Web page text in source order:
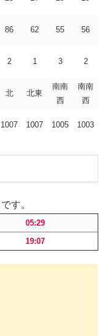
86 62 55 56
2 1 3 2
北 北東
南南
西
南南
西
1007 1007 1005 1003
す。
05:29
19:07